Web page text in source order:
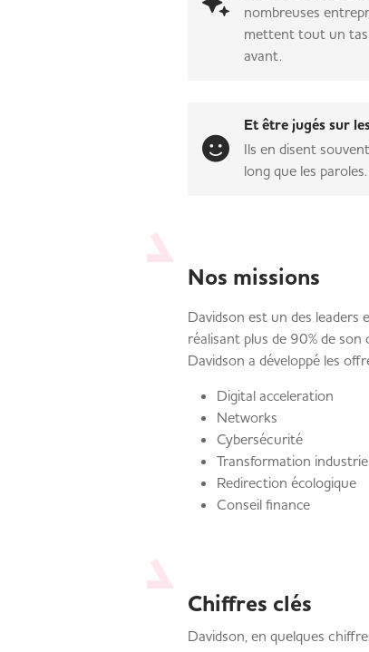
nombreuses
mettent tout un
avant.
Et être jugés sur
Ils en disent
long que les paroles.
Nos missions
Davidson est un des
réalisant plus de 90% de son
Davidson a développé les
Digital acceleration
Networks
Cybersécurité
Transformation
Redirection écologique
Conseil finance
Chiffres clés
Davidson, en quelques